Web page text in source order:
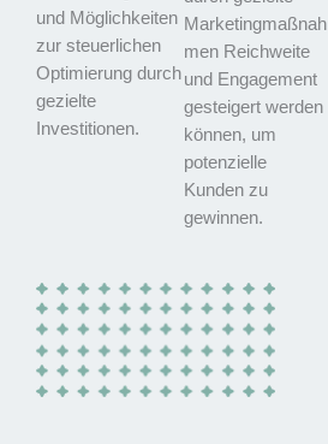
und Möglichkeiten
zur steuerlichen
Optimierung durch
gezielte
Investitionen.
Marketingmaßnah
men Reichweite
und Engagement
gesteigert werden
können, um
potenzielle
Kunden zu
gewinnen.